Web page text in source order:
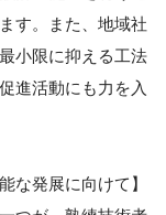
す。また、地域社
小限に抑える工法
進活動にも力を入
な発展に向けて】